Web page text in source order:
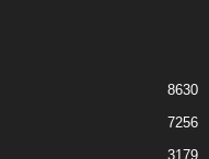
8630
7256
3179